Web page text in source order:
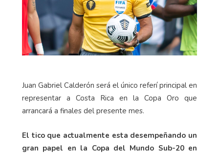
Juan Gabriel Calderón será el único referí principal en
representar a Costa Rica en la Copa Oro que
arrancará a finales del presente mes.
El tico que actualmente esta desempeñando un
gran papel en la Copa del Mundo Sub-20 en